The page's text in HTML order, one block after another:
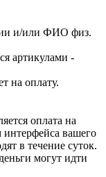
и/или ФИО физ.
артикулами -
на оплату.
оплата на
интерфейса вашего
в течение суток.
могут идти